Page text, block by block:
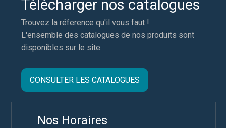
Télécharger nos catalogues
Trouvez la réference qu'il vous faut !
L'ensemble des catalogues de nos produits sont
disponibles sur le site.
CONSULTER LES CATALOGUES
Nos Horaires